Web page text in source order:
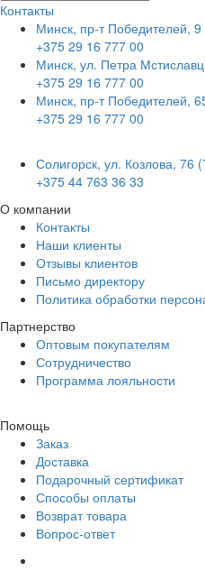
Контакты
Минск, пр-т Победителей,
+375 29 16 777 00
Минск, ул. Петра
+375 29 16 777 00
Минск, пр-т Победителей,
+375 29 16 777 00
Солигорск, ул. Козлова, 76
+375 44 763 36 33
О компании
Контакты
Наши клиенты
Отзывы клиентов
Письмо директору
Политика обработки
Партнерство
Оптовым покупателям
Сотрудничество
Программа лояльности
Помощь
Заказ
Доставка
Подарочный сертификат
Способы оплаты
Возврат товара
Вопрос-ответ